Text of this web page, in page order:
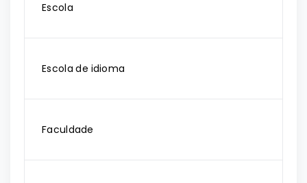
Escola
Escola de idioma
Faculdade